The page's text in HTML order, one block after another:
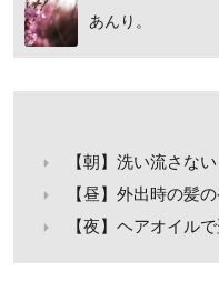
あんり。
【朝】洗い流さな
【昼】外出時の髪
【夜】ヘアオイル